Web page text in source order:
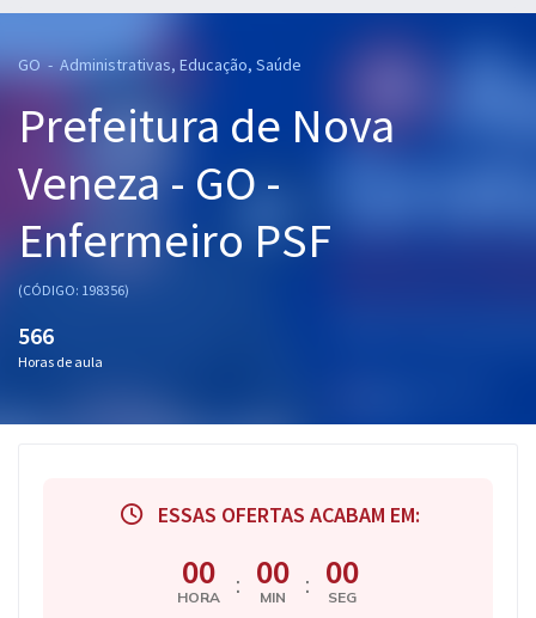
Cursos 20% OFF
Pós
Graduação
OAB
Mentorias
GO - Administrativas, Educação, Saúde
Prefeitura de Nova
Veneza - GO -
Enfermeiro PSF
(CÓDIGO: 198356)
566
Horas de aula
ESSAS OFERTAS ACABAM EM:
00
HORA : 00
MIN : 00
SEG